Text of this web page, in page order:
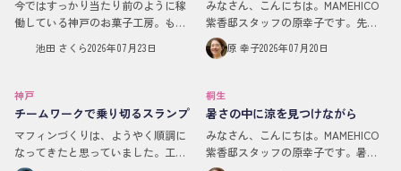
今ではすっかり当たり前のように稼
働している神戸のお菓子工房。もと
らではのガラス窓や木の建具はどこ
が残っています。台所…
池田 さくら2026年07月23日
みなさん、こんにちは。MAMEHICO
紫香邸スタッフの原幸子です。先
日、七十二節気の「蓮始開（はす は
じめて ひらく）」という、蓮の花が
に、紫香邸の…
原 幸子2026年07月20日
神戸
チームワークで乗り切るスランプ
マフィンづくりは、ようやく順調に
なってきたと思っていました。工房
桐生
暑さの中に涼を見つけながら
みなさん、こんにちは。MAMEHICO
紫香邸スタッフの原幸子です。暑さ